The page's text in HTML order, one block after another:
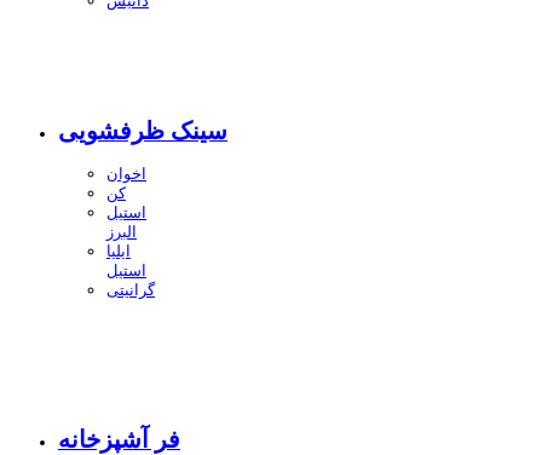
سینک ظرفشویی
اخوان
کن
استیل
البرز
ایلیا
استیل
گرانیتی
فر آشپزخانه